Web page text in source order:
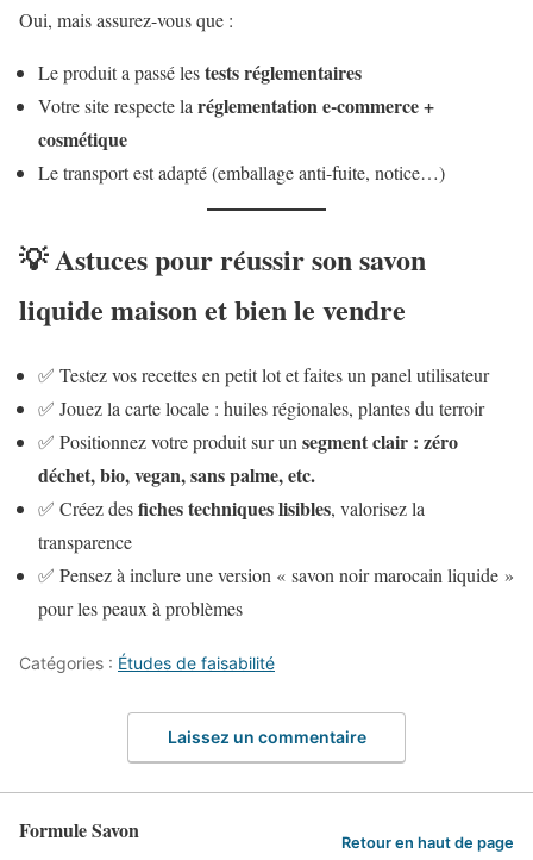
Oui, mais assurez-vous que :
Le produit a passé lestests réglementaires
Votre site respecte la réglementation e-commerce +
cosmétique
Le transport est adapté (emballage anti-fuite, notice…)
💡 Astuces pour réussir son savon
liquide maison et bien le vendre
✅ Testez vos recettes en petit lot et faites un panel utilisateur
✅ Jouez la carte locale : huiles régionales, plantes du terroir
✅ Positionnez votre produit sur un segment clair : zéro
déchet, bio, vegan, sans palme, etc.
✅ Créez desfiches techniques lisibles, valorisez la
transparence
✅ Pensez à inclure une version « savon noir marocain liquide »
pour les peaux à problèmes
Catégories : Études de faisabilité
Laissez un commentaire
Formule Savon Retour en haut de page